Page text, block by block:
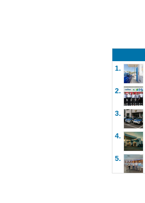
1.
2.
3.
4.
5.